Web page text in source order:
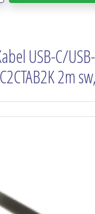
USB-C/
2m sw,